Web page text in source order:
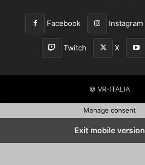
Facebook Instagram
Twitch X
© VR-ITALIA
Manage consent
Exit mobile version